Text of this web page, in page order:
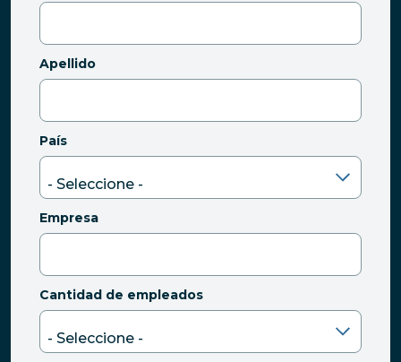
Apellido
País
Empresa
Cantidad de empleados